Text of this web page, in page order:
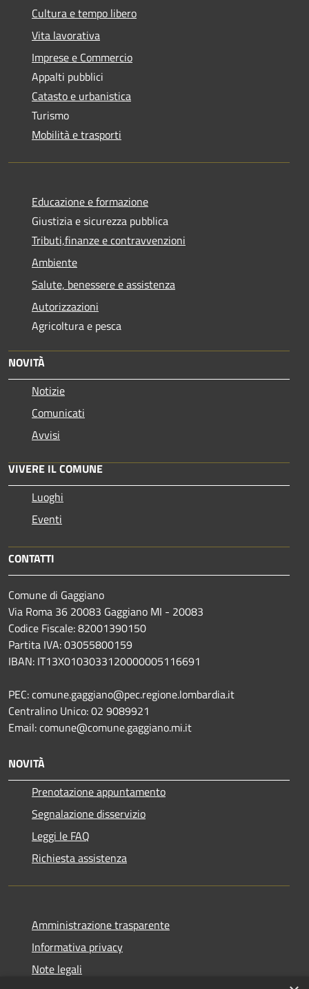
Cultura e tempo libero
Vita lavorativa
Imprese e Commercio
Appalti pubblici
Catasto e urbanistica
Turismo
Mobilità e trasporti
Educazione e formazione
Giustizia e sicurezza pubblica
Tributi,finanze e contravvenzioni
Ambiente
Salute, benessere e assistenza
Autorizzazioni
Agricoltura e pesca
NOVITÀ
Notizie
Comunicati
Avvisi
VIVERE IL COMUNE
Luoghi
Eventi
CONTATTI
Comune di Gaggiano
Via Roma 36 20083 Gaggiano MI - 20083
Codice Fiscale: 82001390150
Partita IVA: 03055800159
IBAN: IT13X0103033120000005116691
PEC: comune.gaggiano@pec.regione.lombardia.it
Centralino Unico: 02 9089921
Email: comune@comune.gaggiano.mi.it
NOVITÀ
Prenotazione appuntamento
Segnalazione disservizio
Leggi le FAQ
Richiesta assistenza
Amministrazione trasparente
Informativa privacy
Note legali